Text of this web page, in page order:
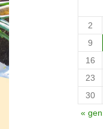
2
9
16
23
30
« gen.